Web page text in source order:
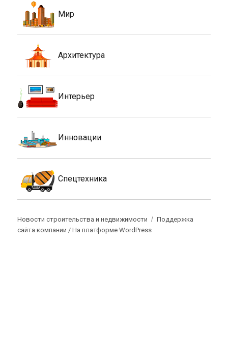
Мир
Архитектура
Интерьер
Инновации
Спецтехника
Новости строительства и недвижимости
Поддержка
сайта компании /На платформе WordPress